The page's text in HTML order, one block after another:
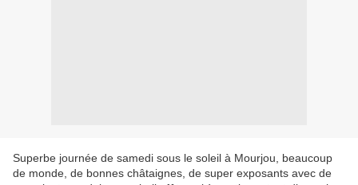
Superbe journée de samedi sous le soleil à Mourjou, beaucoup
de monde, de bonnes châtaignes, de super exposants avec de